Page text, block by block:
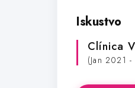
Iskustvo
Clínica
(Jan 2021 -